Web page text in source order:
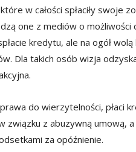
w całości spłaciły swoje
one z mediów o możliwości
kredytu, ale na ogół wolą
Dla takich osób wizja
do wierzytelności, płaci
związku z abuzywną umową,
za opóźnienie.